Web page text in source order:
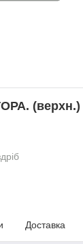
(верхн.)
Доставка